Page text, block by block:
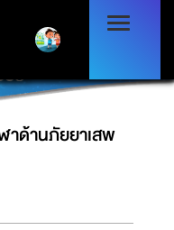
าด้านภัยยาเสพติด
าด้านภัยยาเสพ